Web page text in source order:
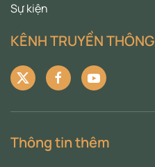
Sự kiện
KÊNH TRUYỀN THÔNG
Thông tin thêm